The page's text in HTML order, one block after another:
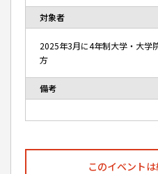
対象者
2025年3月に4年制大学・大学
方
備考
このイベント